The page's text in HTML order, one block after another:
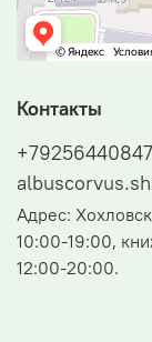
Контакты
+79256440847
Адрес:
10:00-19:00,
12:00-20:00.